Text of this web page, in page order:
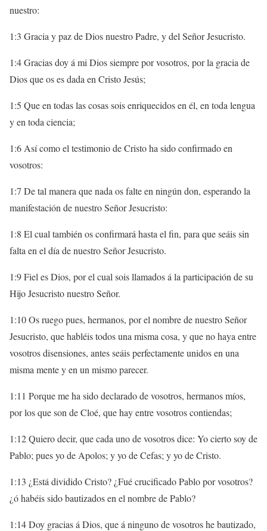
nuestro:
1:3 Gracia y paz de Dios nuestro Padre, y del Señor Jesucristo.
1:4 Gracias doy á mi Dios siempre por vosotros, por la gracia de
Dios que os es dada en Cristo Jesús;
1:5 Que en todas las cosas sois enriquecidos en él, en toda lengua
y en toda ciencia;
1:6 Así como el testimonio de Cristo ha sido confirmado en
vosotros:
1:7 De tal manera que nada os falte en ningún don, esperando la
manifestación de nuestro Señor Jesucristo:
1:8 El cual también os confirmará hasta el fin, para que seáis sin
falta en el día de nuestro Señor Jesucristo.
1:9 Fiel es Dios, por el cual sois llamados á la participación de su
Hijo Jesucristo nuestro Señor.
1:10 Os ruego pues, hermanos, por el nombre de nuestro Señor
Jesucristo, que habléis todos una misma cosa, y que no haya entre
vosotros disensiones, antes seáis perfectamente unidos en una
misma mente y en un mismo parecer.
1:11 Porque me ha sido declarado de vosotros, hermanos míos,
por los que son de Cloé, que hay entre vosotros contiendas;
1:12 Quiero decir, que cada uno de vosotros dice: Yo cierto soy de
Pablo; pues yo de Apolos; y yo de Cefas; y yo de Cristo.
1:13 ¿Está dividido Cristo? ¿Fué crucificado Pablo por vosotros?
¿ó habéis sido bautizados en el nombre de Pablo?
1:14 Doy gracias á Dios, que á ninguno de vosotros he bautizado,